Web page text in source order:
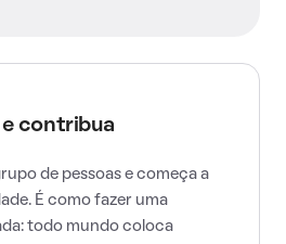
e contribua
de pessoas e começa a
É como fazer uma
todo mundo coloca